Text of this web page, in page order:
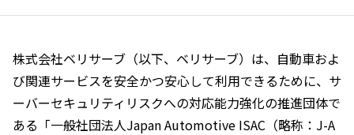
株式会社ベリサーブ（以下、ベリサーブ）は、自動車およ
び関連サービスを安全かつ安心して利用できるために、サ
ーバーセキュリティリスクへの対応能力強化の推進団体で
ある「一般社団法人Japan Automotive ISAC（略称：J-A